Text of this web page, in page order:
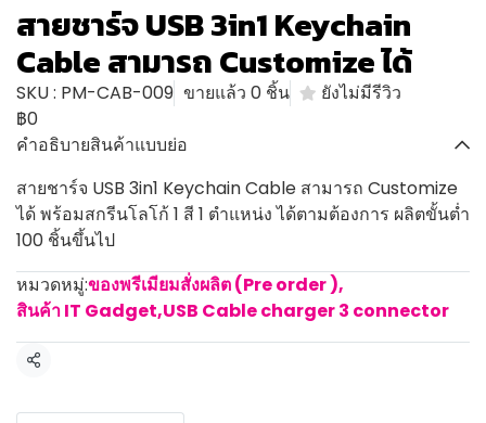
สายชาร์จ USB 3in1 Keychain
Cable สามารถ Customize ได้
SKU : PM-CAB-009 ขายแล้ว 0 ชิ้น
ยังไม่มีรีวิว
฿0
คำอธิบายสินค้าแบบย่อ
สายชาร์จ USB 3in1 Keychain Cable สามารถ Customize
ได้ พร้อมสกรีนโลโก้ 1 สี 1 ตำแหน่ง ได้ตามต้องการ ผลิตขั้นต่ำ
100 ชิ้นขึ้นไป
หมวดหมู่:ของพรีเมียมสั่งผลิต (Pre order ),
สินค้า IT Gadget,USB Cable charger 3 connector
แชร์